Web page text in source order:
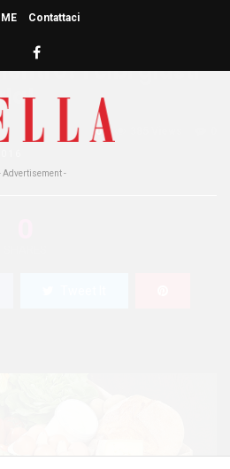
Contattaci
Advertisement -
I cibi giusti
0